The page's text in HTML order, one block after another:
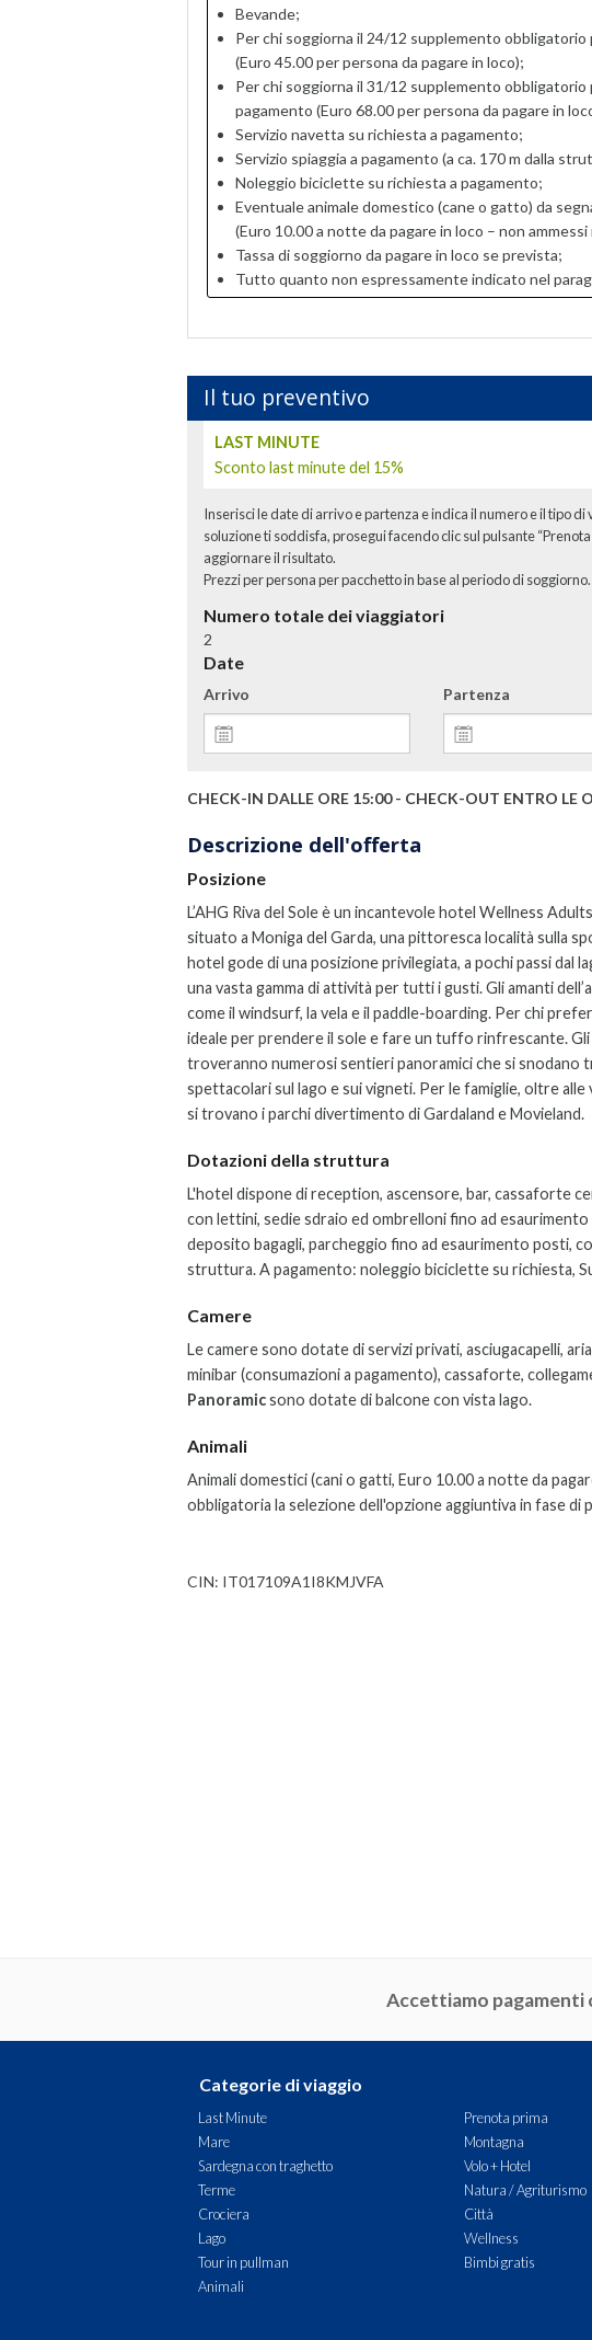
Bevande;
Per chi soggiorna il 24/12 supplemento obbligatorio
(Euro 45.00 per persona da pagare in loco);
Per chi soggiorna il 31/12 supplemento obbligatorio
pagamento (Euro 68.00 per persona da pagare in
Servizio navetta su richiesta a pagamento;
Servizio spiaggia a pagamento (a ca. 170 m dalla
Noleggio biciclette su richiesta a pagamento;
Eventuale animale domestico (cane o gatto) da
(Euro 10.00 a notte da pagare in loco – non
Tassa di soggiorno da pagare in loco se prevista;
Tutto quanto non espressamente indicato nel
Il tuo preventivo
LAST MINUTE
Sconto last minute del 15%
Inserisci le date di arrivo e partenza e indica il numero e il tipo
soluzione ti soddisfa, prosegui facendo clic sul pulsante
aggiornare il risultato.
Prezzi per persona per pacchetto in base al periodo di soggiorno.
Numero totale dei viaggiatori
2
Date
Arrivo Partenza
CHECK-IN DALLE ORE 15:00 - CHECK-OUT ENTRO LE
Descrizione dell'offerta
Posizione
L’AHG Riva del Sole è un incantevole hotel Wellness
situato a Moniga del Garda, una pittoresca località sulla
hotel gode di una posizione privilegiata, a pochi passi dal
una vasta gamma di attività per tutti i gusti. Gli amanti
come il windsurf, la vela e il paddle-boarding. Per chi
ideale per prendere il sole e fare un tuffo rinfrescante.
troveranno numerosi sentieri panoramici che si
spettacolari sul lago e sui vigneti. Per le famiglie, oltre alle
si trovano i parchi divertimento di Gardaland e Movieland.
Dotazioni della struttura
L'hotel dispone di reception, ascensore, bar, cassaforte
con lettini, sedie sdraio ed ombrelloni fino ad esaurimento
deposito bagagli, parcheggio fino ad esaurimento posti,
struttura. A pagamento: noleggio biciclette su richiesta,
Camere
Le camere sono dotate di servizi privati, asciugacapelli,
minibar (consumazioni a pagamento), cassaforte,
Panoramicsono dotate di balcone con vista lago.
Animali
Animali domestici (cani o gatti, Euro 10.00 a notte da
obbligatoria la selezione dell'opzione aggiuntiva in fase di
CIN: IT017109A1I8KMJVFA
Accettiamo pagamenti
Categorie di viaggio
Last Minute
Prenota prima
Mare
Montagna
Sardegna con traghetto
Volo + Hotel
Terme
Natura / Agriturismo
Crociera
Città
Lago
Wellness
Tour in pullman
Bimbi gratis
Animali